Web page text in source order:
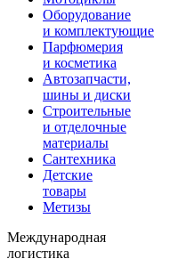
Оборудование
и комплектующие
Парфюмерия
и косметика
Автозапчасти,
шины и диски
Строительные
и отделочные
материалы
Сантехника
Детские
товары
Метизы
Международная
логистика